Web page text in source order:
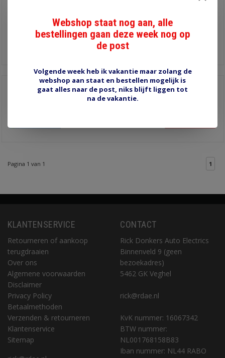
bruin twisted pair
10 meter
2 x 0,5 mm2 lichtgroen-
zwart twisted pair
Pagina 1 van 1 1
KLANTENSERVICE
Retourneren of aankoop
terugdraaien
Over ons
Algemene voorwaarden
Disclaimer
Privacy Policy
Betaalmethoden
Verzenden & retourneren
Klantenservice
Sitemap
CONTACT
Rick Donkers Auto Electrics
Binnenveld 9 (geen
bezoekadres)
5462 GK Veghel
rick@rdae.nl
KvK nummer: 16067342
BTW nummer:
NL001768158B83
Iban nummer: NL44 RABO
Webshop staat nog aan, alle
bestellingen gaan deze week nog op
de post
Volgende week heb ik vakantie maar zolang de
webshop aan staat en bestellen mogelijk is
gaat alles naar de post, niks blijft liggen tot
na de vakantie.